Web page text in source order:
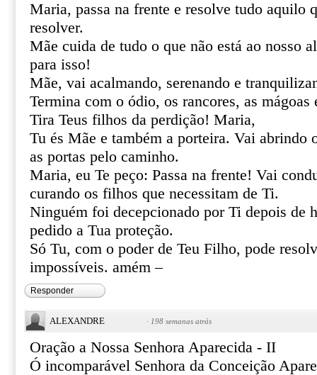
Maria, passa na frente e resolve tudo aquilo
resolver.
Mãe cuida de tudo o que não está ao nosso
para isso!
Mãe, vai acalmando, serenando e
Termina com o ódio, os rancores, as mágoas
Tira Teus filhos da perdição! Maria,
Tu és Mãe e também a porteira. Vai abrindo
as portas pelo caminho.
Maria, eu Te peço: Passa na frente! Vai
curando os filhos que necessitam de Ti.
Ninguém foi decepcionado por Ti depois de
pedido a Tua proteção.
Só Tu, com o poder de Teu Filho, pode
impossíveis. amém –
Responder
ALEXANDRE · 198 semanas atrás
Oração a Nossa Senhora Aparecida - II
Ó incomparável Senhora da Conceição